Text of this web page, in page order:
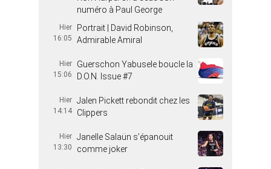
numéro à Paul George
Hier
16:05
Portrait | David Robinson,
Admirable Amiral
Hier
15:06
Guerschon Yabusele boucle la
D.O.N. Issue #7
Hier
14:14
Jalen Pickett rebondit chez les
Clippers
Hier
13:30
Janelle Salaün s’épanouit
comme joker